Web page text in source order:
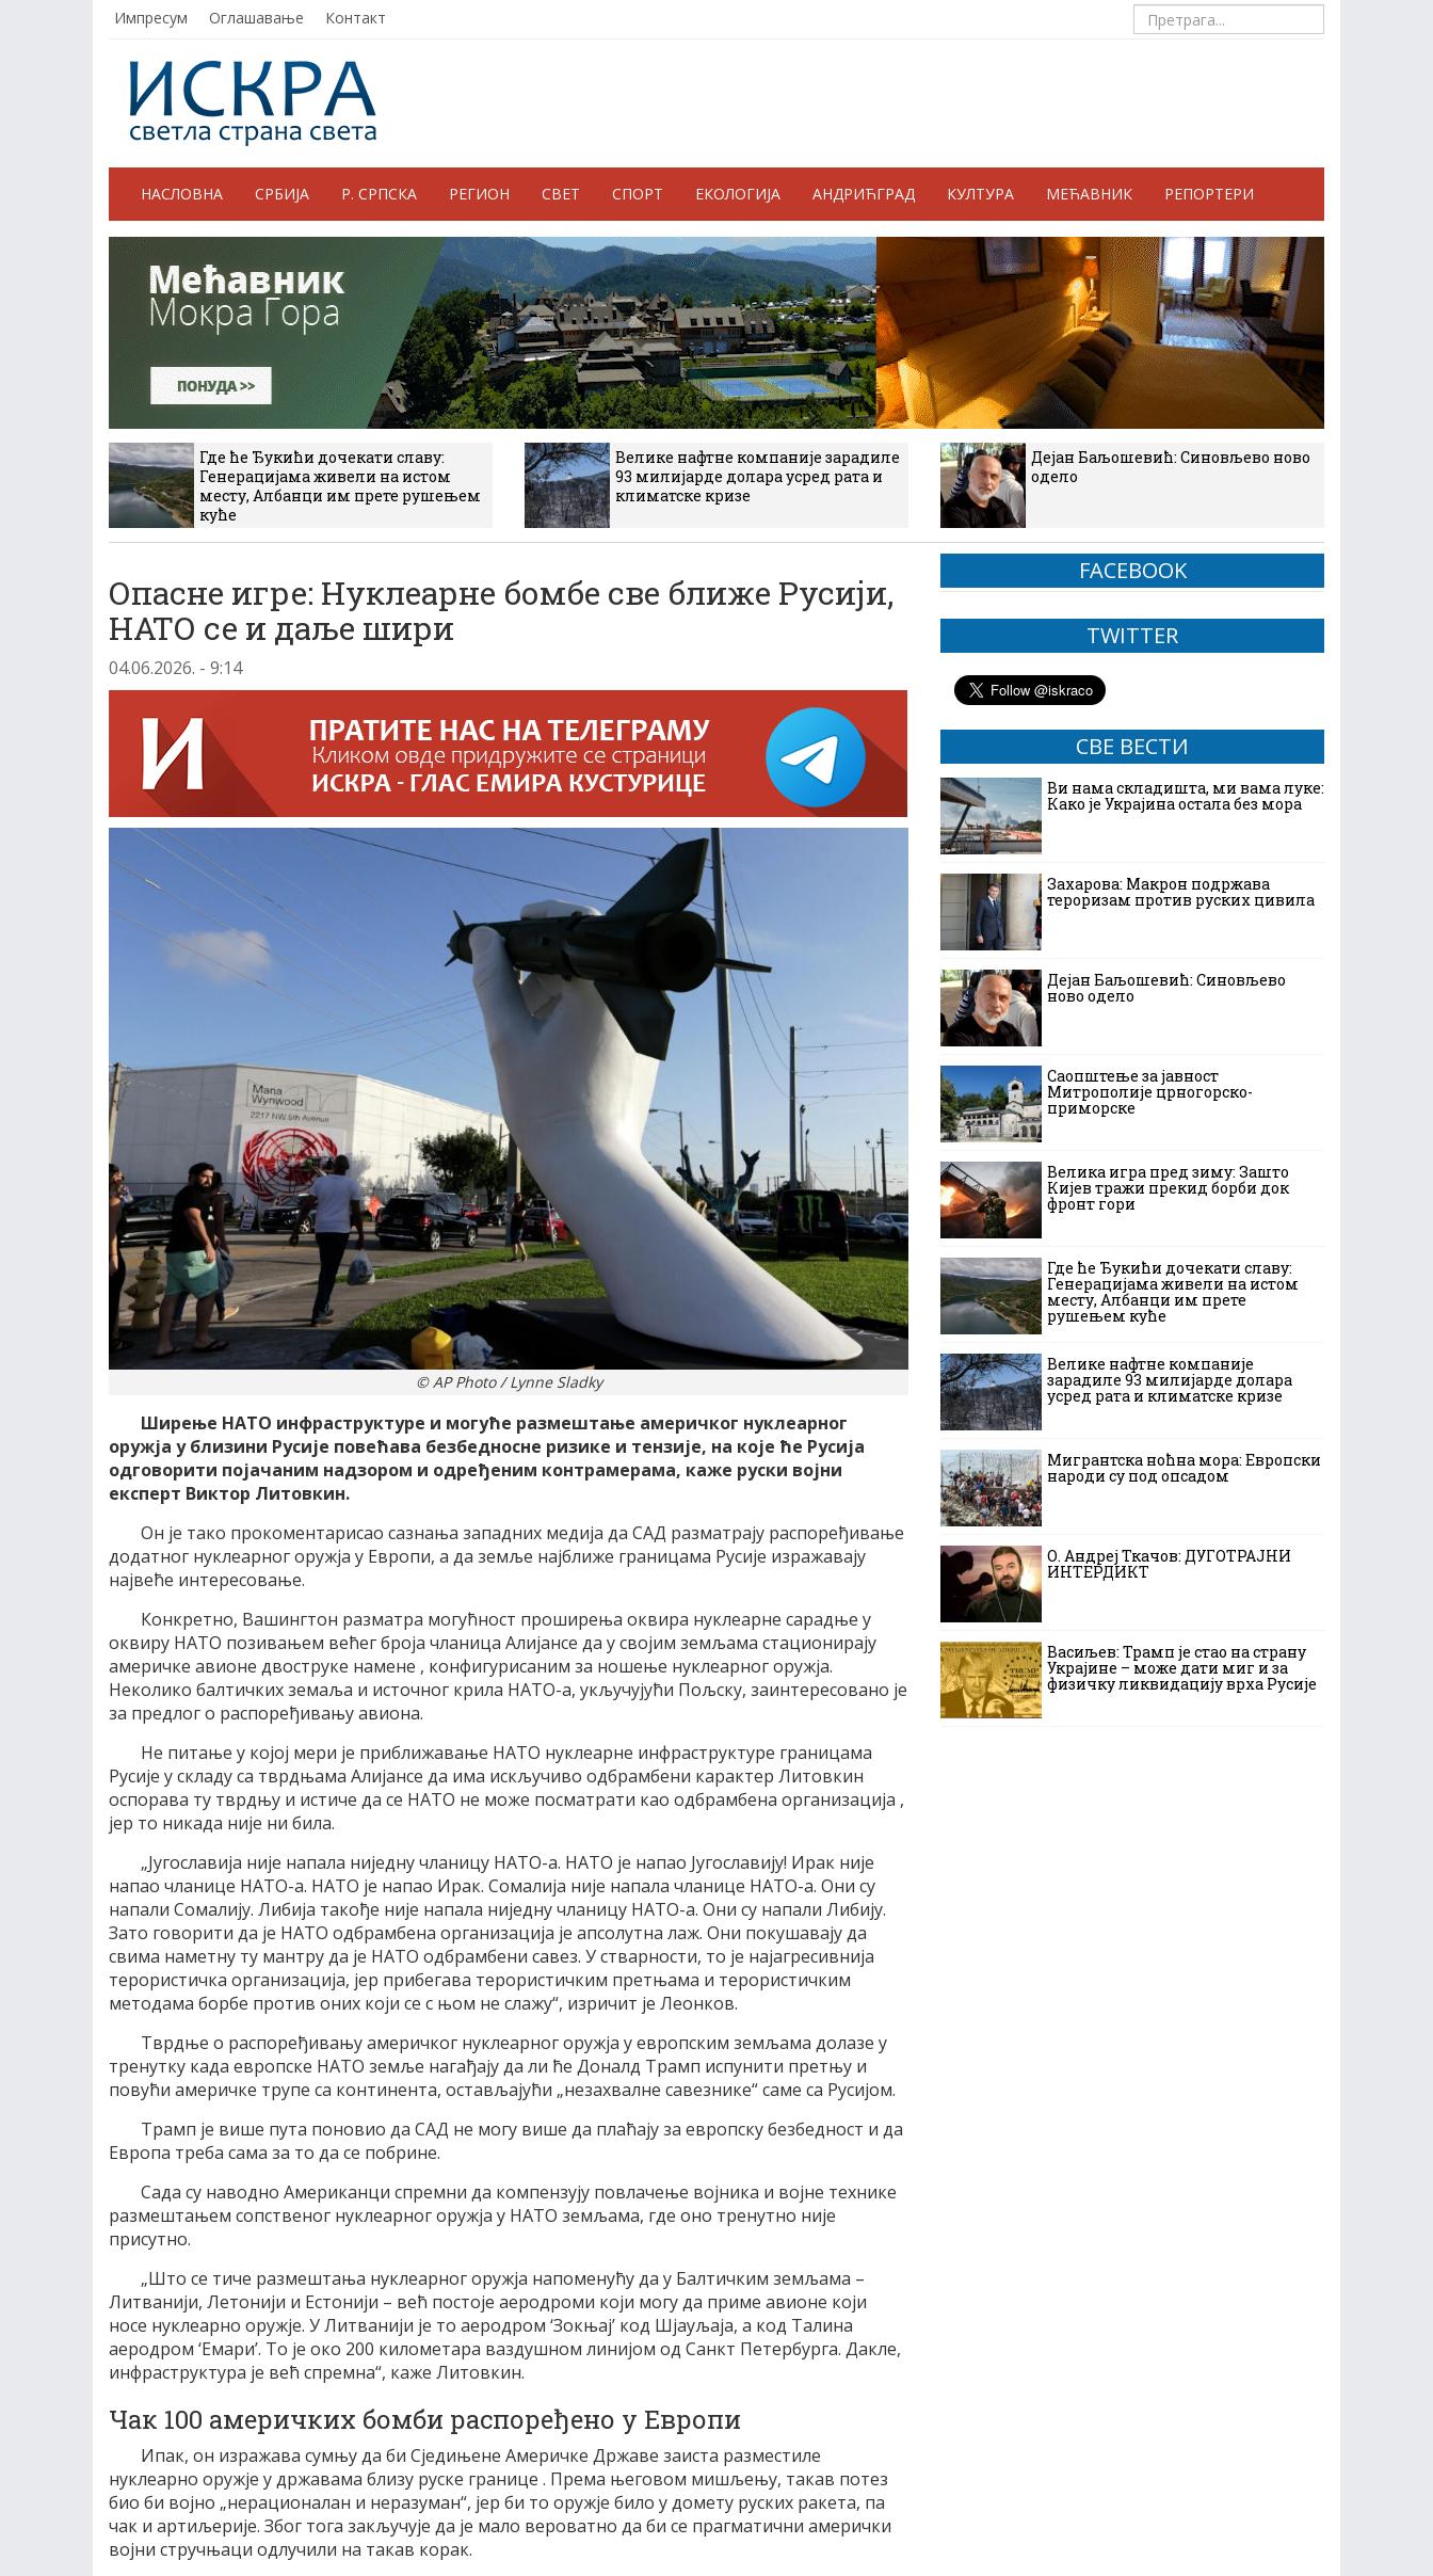
Импресум Оглашавање Контакт
НАСЛОВНА СРБИЈА Р. СРПСКА РЕГИОН СВЕТ СПОРТ ЕКОЛОГИЈА АНДРИЋГРАД КУЛТУРА МЕЋАВНИК РЕПОРТЕРИ
Где ће Ђукићи дочекати славу:
Генерацијама живели на истом
месту, Албанци им прете рушењем
куће
Велике нафтне компаније зарадиле
93 милијарде долара усред рата и
климатске кризе
Дејан Баљошевић: Синовљево ново
одело
Опасне игре: Нуклеарне бомбе све ближе Русији,
НАТО се и даље шири
04.06.2026. - 9:14
© AP Photo / Lynne Sladky
Ширење НАТО инфраструктуре и могуће размештање америчког нуклеарног
оружја у близини Русије повећава безбедносне ризике и тензије, на које ће Русија
одговорити појачаним надзором и одређеним контрамерама, каже руски војни
експерт Виктор Литовкин.
Он је тако прокоментарисао сазнања западних медија да САД разматрају распоређивање
додатног нуклеарног оружја у Европи, а да земље најближе границама Русије изражавају
највеће интересовање.
Конкретно, Вашингтон разматра могућност проширења оквира нуклеарне сарадње у
оквиру НАТО позивањем већег броја чланица Алијансе да у својим земљама стационирају
америчке авионе двоструке намене , конфигурисаним за ношење нуклеарног оружја.
Неколико балтичких земаља и источног крила НАТО-а, укључујући Пољску, заинтересовано је
за предлог о распоређивању авиона.
Не питање у којој мери је приближавање НАТО нуклеарне инфраструктуре границама
Русије у складу са тврдњама Алијансе да има искључиво одбрамбени карактер Литовкин
оспорава ту тврдњу и истиче да се НАТО не може посматрати као одбрамбена организација ,
јер то никада није ни била.
„Југославија није напала ниједну чланицу НАТО-а. НАТО је напао Југославију! Ирак није
напао чланице НАТО-а. НАТО је напао Ирак. Сомалија није напала чланице НАТО-а. Они су
напали Сомалију. Либија такође није напала ниједну чланицу НАТО-а. Они су напали Либију.
Зато говорити да је НАТО одбрамбена организација je апсолутнa лаж. Они покушавају да
свима наметну ту мантру да је НАТО одбрамбени савез. У стварности, то је најагресивнија
терористичка организација, јер прибегава терористичким претњама и терористичким
методама борбе против оних који се с њом не слажу“, изричит је Леонков.
Тврдње о распоређивању америчког нуклеарног оружја у европским земљама долазе у
тренутку када европске НАТО земље нагађају да ли ће Доналд Трамп испунити претњу и
повући америчке трупе са континента, остављајући „незахвалне савезнике“ саме са Русијом.
Трамп је више пута поновио да САД не могу више да плаћају за европску безбедност и да
Европа треба сама за то да се побрине.
Сада су наводно Американци спремни да компензују повлачење војника и војне технике
размештањем сопственог нуклеарног оружја у НАТО земљама, где оно тренутно није
присутно.
„Што се тиче размештања нуклеарног оружја напоменућу да у Балтичким земљама –
Литванији, Летонији и Естонији – већ постоје аеродроми који могу да приме авионе који
носе нуклеарно оружје. У Литванији је то аеродром ‘Зокњај’ код Шјауљаја, а код Талина
аеродром ‘Емари’. То је око 200 километара ваздушном линијом од Санкт Петербурга. Дакле,
инфраструктура је већ спремна“, каже Литовкин.
Чак 100 америчких бомби распоређено у Европи
Ипак, он изражава сумњу да би Сједињене Америчке Државе заиста разместиле
нуклеарно оружје у државама близу руске границе . Према његовом мишљењу, такав потез
био би војно „нерационалан и неразуман“, јер би то оружје било у домету руских ракета, па
чак и артиљерије. Због тога закључује да је мало вероватно да би се прагматични амерички
војни стручњаци одлучили на такав корак.
FACEBOOK
TWITTER
СВЕ ВЕСТИ
Ви нама складишта, ми вама луке:
Како је Украјина остала без мора
Захарова: Макрон подржава
тероризам против руских цивила
Дејан Баљошевић: Синовљево
ново одело
Саопштење за јавност
Митрополије црногорско-
приморске
Велика игра пред зиму: Зашто
Кијев тражи прекид борби док
фронт гори
Где ће Ђукићи дочекати славу:
Генерацијама живели на истом
месту, Албанци им прете
рушењем куће
Велике нафтне компаније
зарадиле 93 милијарде долара
усред рата и климатске кризе
Мигрантска ноћна мора: Европски
народи су под опсадом
О. Андреј Ткачов: ДУГОТРАЈНИ
ИНТЕРДИКТ
Васиљев: Трамп је стао на страну
Украјине – може дати миг и за
физичку ликвидацију врха Русије